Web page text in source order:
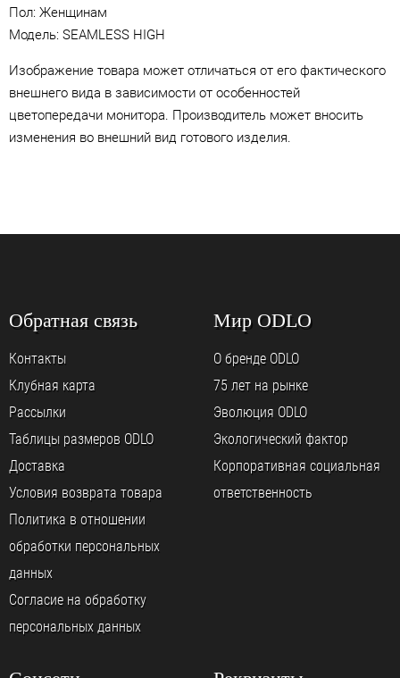
Пол: Женщинам
Модель: SEAMLESS HIGH
Изображение товара может отличаться от его фактического
внешнего вида в зависимости от особенностей
цветопередачи монитора. Производитель может вносить
изменения во внешний вид готового изделия.
Обратная связь
Контакты
Клубная карта
Рассылки
Таблицы размеров ODLO
Доставка
Условия возврата товара
Политика в отношении
обработки персональных
данных
Согласие на обработку
персональных данных
Мир ODLO
О бренде ODLO
75 лет на рынке
Эволюция ODLO
Экологический фактор
Корпоративная социальная
ответственность